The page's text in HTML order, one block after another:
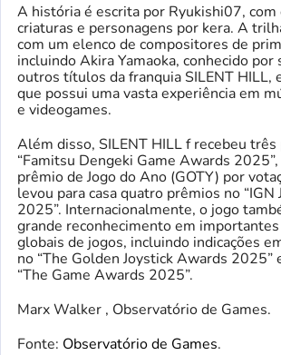
A história é escrita por Ryukishi07, com
criaturas e personagens por kera. A
com um elenco de compositores de
incluindo Akira Yamaoka, conhecido por
outros títulos da franquia SILENT HILL,
que possui uma vasta experiência em
e videogames.
Além disso, SILENT HILL f recebeu
“Famitsu Dengeki Game Awards
prêmio de Jogo do Ano (GOTY) por
levou para casa quatro prêmios no “IGN
2025”. Internacionalmente, o jogo
grande reconhecimento em
globais de jogos, incluindo indicações
no “The Golden Joystick Awards 2025”
“The Game Awards 2025”.
Marx Walker , Observatório de Games.
Fonte: Observatório de Games.